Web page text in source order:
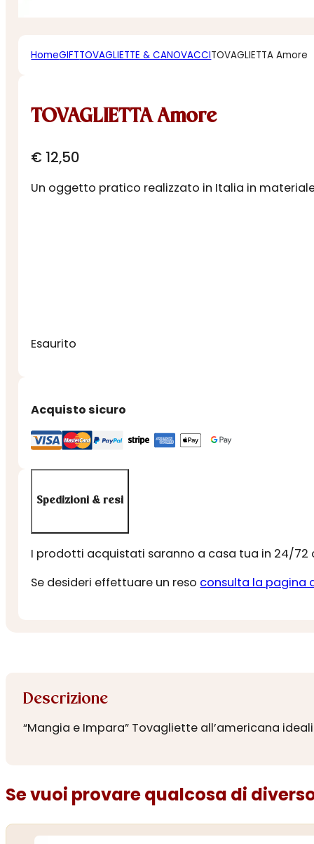
HomeGIFTTOVAGLIETTE & CANOVACCITOVAGLIETTA Amore
TOVAGLIETTA Amore
€ 12,50
Un oggetto pratico realizzato in Italia in
Esaurito
Acquisto sicuro
Spedizioni & resi
I prodotti acquistati saranno a casa tua in 24/72
Se desideri effettuare un reso consulta la pagina
Descrizione
“Mangia e Impara” Tovagliette all’americana
Se vuoi provare qualcosa di